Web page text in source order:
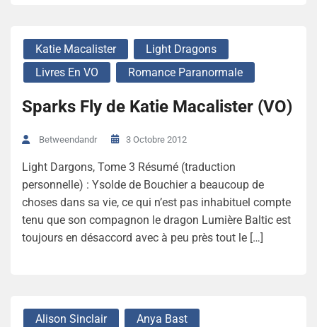
Katie Macalister
Light Dragons
Livres En VO
Romance Paranormale
Sparks Fly de Katie Macalister (VO)
Betweendandr 3 Octobre 2012
Light Dargons, Tome 3 Résumé (traduction
personnelle) : Ysolde de Bouchier a beaucoup de
choses dans sa vie, ce qui n’est pas inhabituel compte
tenu que son compagnon le dragon Lumière Baltic est
toujours en désaccord avec à peu près tout le […]
Alison Sinclair
Anya Bast